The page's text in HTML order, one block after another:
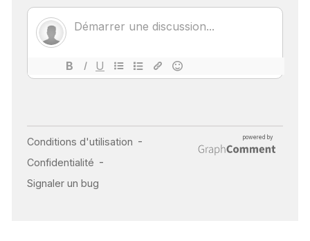
ÉCHO : DES IMAGES
POUR TOUTES LES
18 juil 2022
INSUFFISANCE
CARDIAQUE : LES